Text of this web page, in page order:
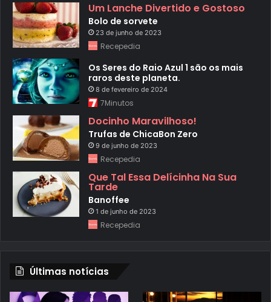
Um Lanche Divertido e Gostoso
Bolo de sorvete
23 de junho de 2023
Recepedia
Os Seres do Raio Azul 1 são os mais
raros deste planeta.
8 de fevereiro de 2024
7Minutos
Docinho Maravilhoso!
Trufas de ChicaBon Zero
9 de junho de 2023
Recepedia
Que Tal Essa Delícinha Na Sua
Tarde
Banoffee
1 de junho de 2023
Recepedia
Últimas notícias